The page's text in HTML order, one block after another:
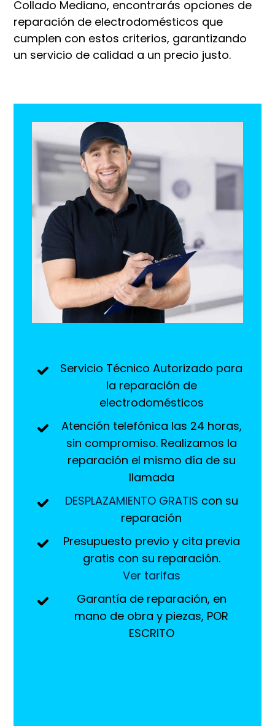
Collado Mediano, encontrarás opciones de
reparación de electrodomésticos que
cumplen con estos criterios, garantizando
un servicio de calidad a un precio justo.
Servicio Técnico Autorizado para
la reparación de
electrodomésticos
Atención telefónica las 24 horas,
sin compromiso. Realizamos la
reparación el mismo día de su
llamada
DESPLAZAMIENTO GRATIS con su
reparación
Presupuesto previo y cita previa
gratis con su reparación.
Ver tarifas
Garantía de reparación, en
mano de obra y piezas, POR
ESCRITO